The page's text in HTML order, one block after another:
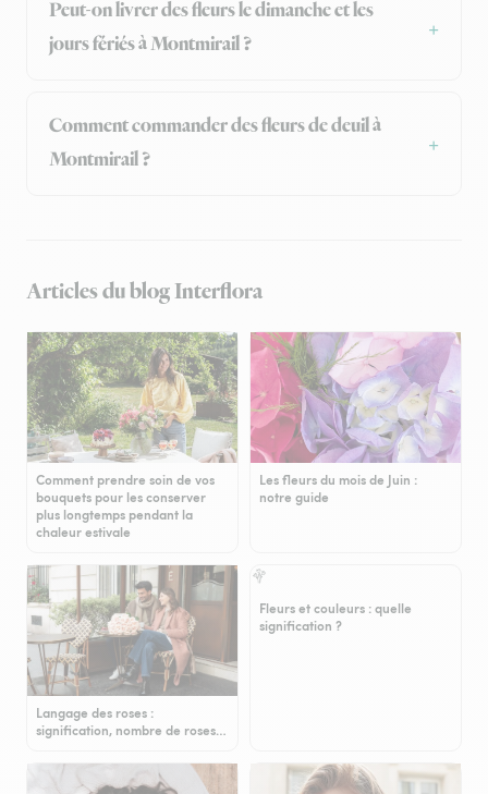
Peut-on livrer des fleurs le dimanche et les
jours fériés à Montmirail ?
Comment commander des fleurs de deuil à
Montmirail ?
Articles du blog Interflora
Comment prendre soin de vos
bouquets pour les conserver
plus longtemps pendant la
chaleur estivale
Les fleurs du mois de Juin :
notre guide
Langage des roses :
signification, nombre de roses…
Fleurs et couleurs : quelle
signification ?